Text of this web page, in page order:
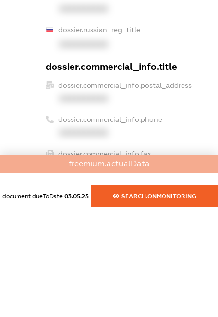
dossier.russian_reg_title
dossier.commercial_info.title
dossier.commercial_info.postal_address
dossier.commercial_info.phone
dossier.commercial_info.fax
XXXXXXXXXX
dossier.commercial_info.email
freemium.actualData
document.dueToDate 03.05.25 SEARCH.ONMONITORING